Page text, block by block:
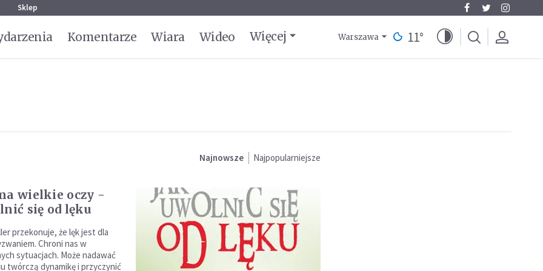
Sklep
Komentarze Wiara Wideo Więcej Warszawa 11°
Najnowsze Najpopularniejsze
wielkie oczy -
się od lęku
przekonuje, że lęk jest dla
Chroni nas w
sytuacjach. Może nadawać
twórczą dynamikę i przyczynić